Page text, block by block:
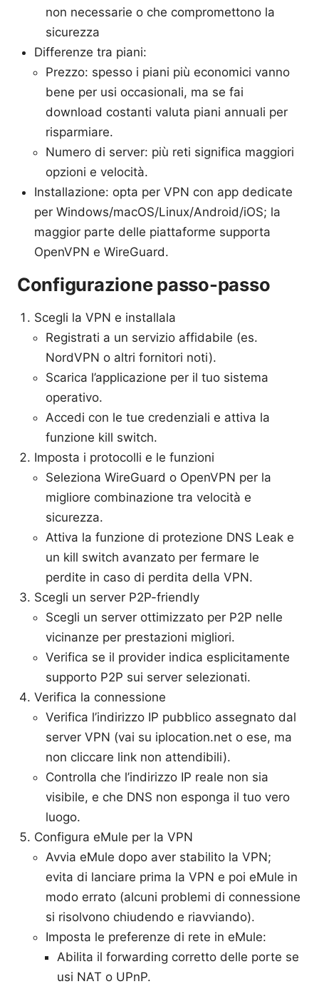
non necessarie o che compromettono la
sicurezza
Differenze tra piani:
Prezzo: spesso i piani più economici vanno
bene per usi occasionali, ma se fai
download costanti valuta piani annuali per
risparmiare.
Numero di server: più reti significa maggiori
opzioni e velocità.
Installazione: opta per VPN con app dedicate
per Windows/macOS/Linux/Android/iOS; la
maggior parte delle piattaforme supporta
OpenVPN e WireGuard.
Configurazione passo-passo
Scegli la VPN e installala
Registrati a un servizio affidabile (es.
NordVPN o altri fornitori noti).
Scarica l’applicazione per il tuo sistema
operativo.
Accedi con le tue credenziali e attiva la
funzione kill switch.
Imposta i protocolli e le funzioni
Seleziona WireGuard o OpenVPN per la
migliore combinazione tra velocità e
sicurezza.
Attiva la funzione di protezione DNS Leak e
un kill switch avanzato per fermare le
perdite in caso di perdita della VPN.
Scegli un server P2P-friendly
Scegli un server ottimizzato per P2P nelle
vicinanze per prestazioni migliori.
Verifica se il provider indica esplicitamente
supporto P2P sui server selezionati.
Verifica la connessione
Verifica l’indirizzo IP pubblico assegnato dal
server VPN (vai su iplocation.net o ese, ma
non cliccare link non attendibili).
Controlla che l’indirizzo IP reale non sia
visibile, e che DNS non esponga il tuo vero
luogo.
Configura eMule per la VPN
Avvia eMule dopo aver stabilito la VPN;
evita di lanciare prima la VPN e poi eMule in
modo errato (alcuni problemi di connessione
si risolvono chiudendo e riavviando).
Imposta le preferenze di rete in eMule:
Abilita il forwarding corretto delle porte se
usi NAT o UPnP.